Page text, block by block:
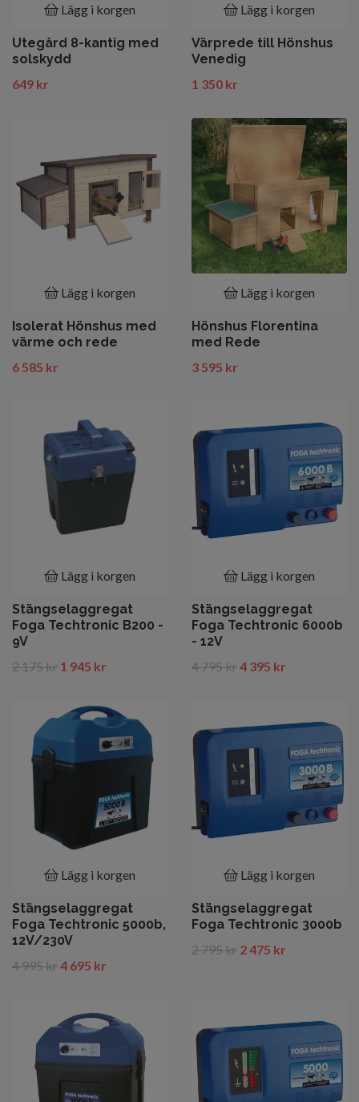
Lägg i korgen
Utegård 8-kantig med
solskydd
649 kr
Lägg i korgen
Värprede till Hönshus
Venedig
1 350 kr
Lägg i korgen
Isolerat Hönshus med
värme och rede
6 585 kr
Lägg i korgen
Hönshus Florentina
med Rede
3 595 kr
Lägg i korgen
Stängselaggregat
Foga Techtronic B200 -
9V
2 175 kr 1 945 kr
Lägg i korgen
Stängselaggregat
Foga Techtronic 6000b
- 12V
4 795 kr4 395 kr
Lägg i korgen
Stängselaggregat
Foga Techtronic 5000b,
12V/230V
4 995 kr4 695 kr
Lägg i korgen
Stängselaggregat
Foga Techtronic 3000b
2 795 kr 2 475 kr